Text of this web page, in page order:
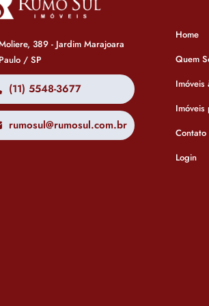
389 - Jardim Marajoara
/ SP
(11) 5548-3677
rumosul@rumosul.com.br
Home
Quem
Imóveis
Imóveis
Contato
Login